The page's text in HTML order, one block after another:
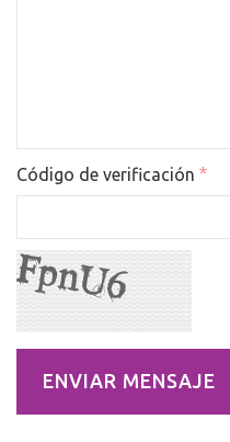
Código de verificación *
ENVIAR MENSAJE